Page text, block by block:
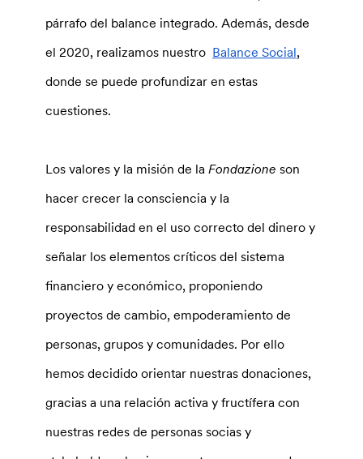
párrafo del balance integrado. Además, desde
el 2020, realizamos nuestro Balance Social,
donde se puede profundizar en estas
cuestiones.
Los valores y la misión de laFondazione son
hacer crecer la consciencia y la
responsabilidad en el uso correcto del dinero y
señalar los elementos críticos del sistema
financiero y económico, proponiendo
proyectos de cambio, empoderamiento de
personas, grupos y comunidades. Por ello
hemos decidido orientar nuestras donaciones,
gracias a una relación activa y fructífera con
nuestras redes de personas socias y